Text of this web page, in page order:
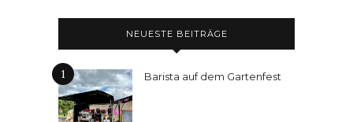
NEUESTE BEITRÄGE
1 Barista auf dem Gartenfest